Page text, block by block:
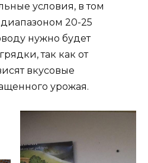
условия, в том
20-25
нужно будет
так как от
вкусовые
урожая.